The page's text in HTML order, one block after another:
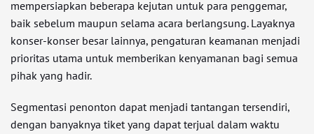
mempersiapkan beberapa kejutan untuk para penggemar,
baik sebelum maupun selama acara berlangsung. Layaknya
konser-konser besar lainnya, pengaturan keamanan menjadi
prioritas utama untuk memberikan kenyamanan bagi semua
pihak yang hadir.
Segmentasi penonton dapat menjadi tantangan tersendiri,
dengan banyaknya tiket yang dapat terjual dalam waktu